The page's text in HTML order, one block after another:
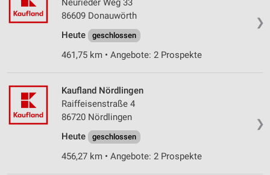
❯
Neurieder Weg 33
86609 Donauwörth
Heute
geschlossen
461,75 km • Angebote: 2 Prospekte
❯
Kaufland Nördlingen
Raiffeisenstraße 4
86720 Nördlingen
Heute
geschlossen
456,27 km • Angebote: 2 Prospekte